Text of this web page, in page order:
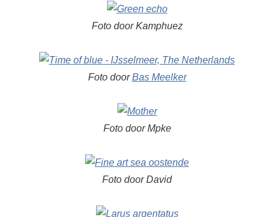
Foto door Kamphuez
Foto doorBas Meelker
Foto door Mpke
Foto door David